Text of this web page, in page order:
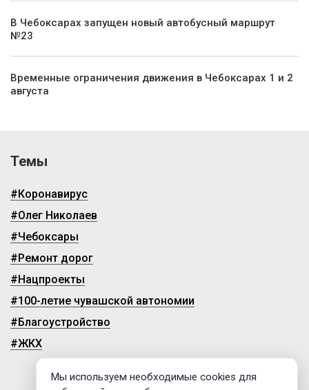
В Чебоксарах запущен новый автобусный маршрут
№23
Временные ограничения движения в Чебоксарах 1 и 2
августа
Темы
#Коронавирус
#Олег Николаев
#Чебоксары
#Ремонт дорог
#Нацпроекты
#100-летие чувашской автономии
#Благоустройство
#ЖКХ
Мы используем необходимые cookies для